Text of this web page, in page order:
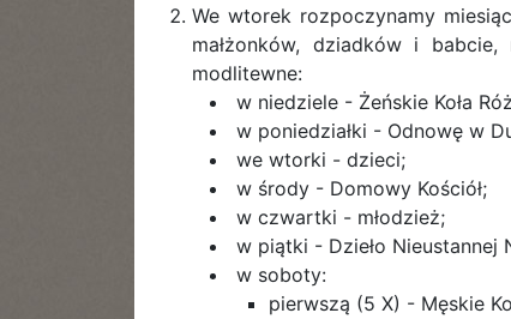
We wtorek rozpoczynamy
małżonków, dziadków i
modlitewne:
w niedziele - Żeńskie Koła
w poniedziałki - Odnowę w
we wtorki - dzieci;
w środy - Domowy Kościół;
w czwartki - młodzież;
w piątki - Dzieło Nieustannej
w soboty:
pierwszą (5 X) - Męskie